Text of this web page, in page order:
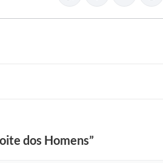
Públicos
dos Homens”